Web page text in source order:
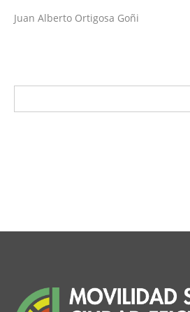
Juan Alberto Ortigosa Goñi